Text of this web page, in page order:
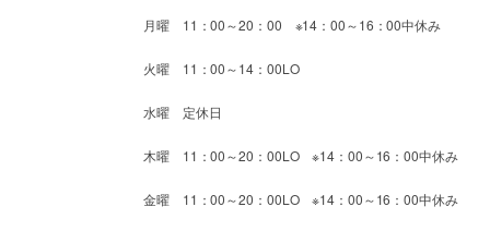
月曜 11：00～20：00 ※14：00～16：00中休み
火曜 11：00～14：00LO
水曜 定休日
木曜 11：00～20：00LO ※14：00～16：00中休み
金曜 11：00～20：00LO ※14：00～16：00中休み